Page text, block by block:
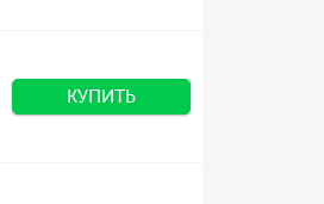
КУПИТЬ